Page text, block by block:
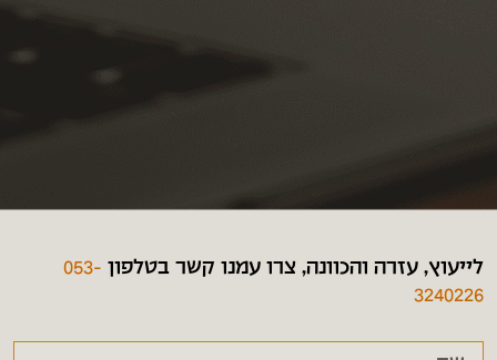
לייעוץ, עזרה והכוונה, צרו עמנו קשר בטלפון 053-
3240226